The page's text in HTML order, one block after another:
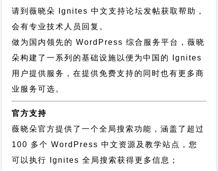
请到薇晓朵
Ignites 中文支持论坛发帖获取帮助，
会有专业技术人员回复。
做为国内领先的 WordPress 综合服务平台，薇晓
朵构建了一系列的基础设施以便为中国的 Ignites
用户提供服务，在提供免费支持的同时也有更多商
业服务可选。
官方支持
薇晓朵官方提供了一个全局搜索功能，涵盖了超过
100 多个 WordPress 中文资源及教学站点，您
可以执行
Ignites 全局搜索获得更多信息；